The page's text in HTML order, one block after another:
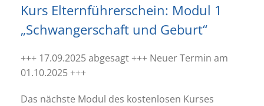
Kurs Elternführerschein: Modul 1
„Schwangerschaft und Geburt“
+++ 17.09.2025 abgesagt +++ Neuer Termin am
01.10.2025 +++
Das nächste Modul des kostenlosen Kurses